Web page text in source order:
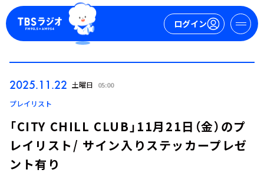
ログイン
2025.11.22 土曜日 05:00
プレイリスト
「CITY CHILL CLUB」11月21日（金）のプ
レイリスト/ サイン入りステッカープレゼ
ント有り